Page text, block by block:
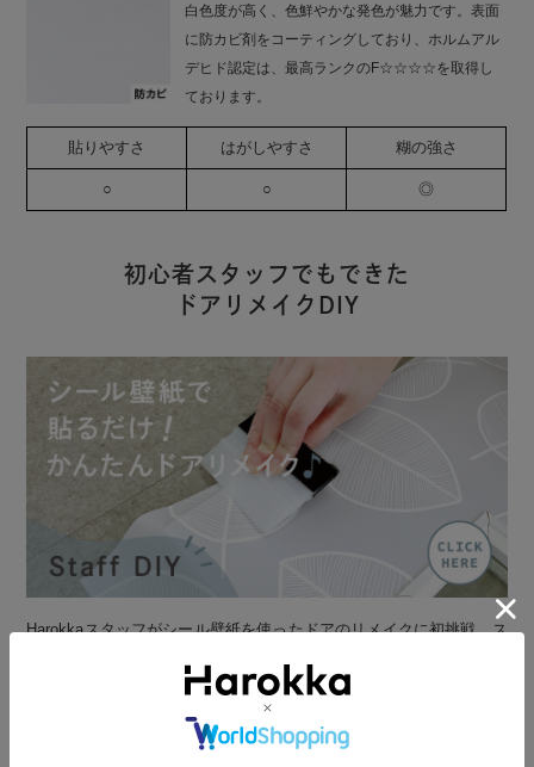
白色度が高く、色鮮やかな発色が魅力です。表面
に防カビ剤をコーティングしており、ホルムアル
デヒド認定は、最高ランクのF☆☆☆☆を取得し
ております。
貼りやすさ はがしやすさ 糊の強さ
○ ○ ◎
初心者スタッフでもできた
ドアリメイクDIY
Harokkaスタッフがシール壁紙を使ったドアのリメイクに初挑戦。ス